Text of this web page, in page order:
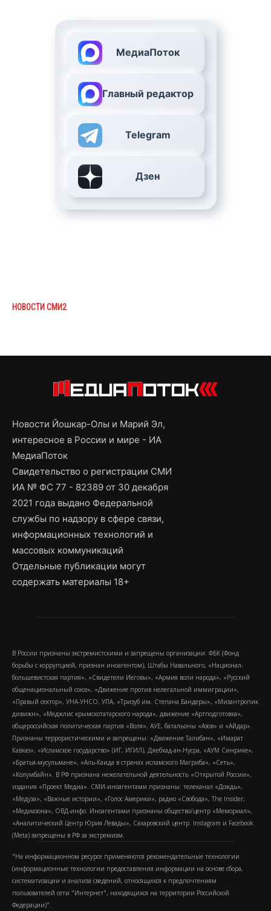
МедиаПоток
Главный редактор
Telegram
Дзен
НОВОСТИ СМИ2
Новости Йошкар-Олы и Марий Эл,
интересное в России и мире - ИА
МедиаПоток
Свидетельство о регистрации СМИ
ИА № ФС 77 - 82389 от 30 декабря
2021 года выдано Федеральной
службы по надзору в сфере связи,
информационных технологий и
массовых коммуникаций
Отдельные публикации могут
содержать материалы 18+
В России признаны экстремистскими и запрещены организации: ФБК (Фонд
борьбы с коррупцией, признан иноагентом), Штабы Навального, «Национал-
большевистская партия», «Свидетели Иеговы», «Армия воли народа», «Русский
общенациональный союз», «Движение против нелегальной иммиграции»,
«Правый сектор», УНА-УНСО, УПА, «Тризуб им. Степана Бандеры», «Мизантропик
дивижн», «Меджлис крымскотатарского народа», движение «Артподготовка»,
общероссийская политическая партия «Воля», АУЕ, батальоны «Азов» и «Айдар».
Признаны террористическими и запрещены: «Движение Талибан», «Имарат
Кавказ», «Исламское государство» (ИГ, ИГИЛ), Джебхад-ан-Нусра, «АУМ Синрике»,
«Братья-мусульмане», «Аль-Каида в странах исламского Магриба», «Сеть»,
«Колумбайн». В РФ признана нежелательной деятельность «Открытой России»,
издания «Проект Медиа». СМИ-иноагентами признаны: телеканал «Дождь»,
«Медуза», «Важные истории», «Голос Америки», радио «Свобода», The Insider,
«Медиазона», ОВД-инфо. Иноагентами признаны общество/центр «Мемориал»,
«Аналитический Центр Юрия Левады», Сахаровский центр. Instagram и Facebook
(Metа) запрещены в РФ за экстремизм.
"На информационном ресурсе применяются рекомендательные технологии
(информационные технологии предоставления информации на основе сбора,
систематизации и анализа сведений, относящихся к предпочтениям
пользователей сети "Интернет", находящихся на территории Российской
Федерации)".